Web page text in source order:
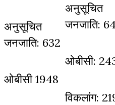
अनुसूचित
जनजाति: 632
ओबीसी 1948
अनुसूचित
जनजाति:
ओबीसी:
विकलांग: